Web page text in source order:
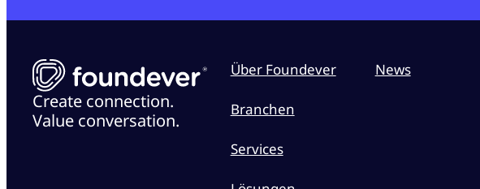
Create connection.
Value conversation.
Über Foundever
Branchen
Services
News